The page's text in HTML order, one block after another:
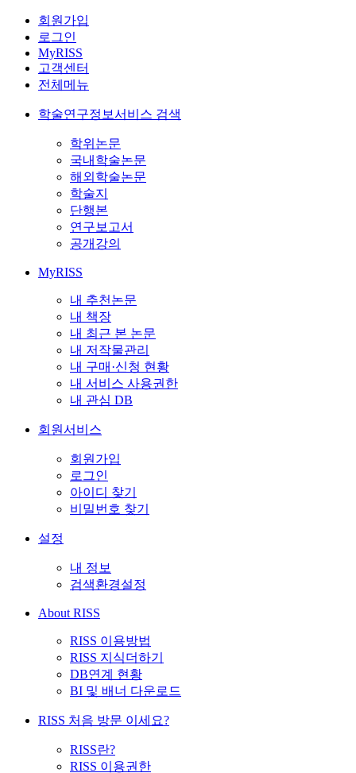
회원가입
로그인
MyRISS
고객센터
전체메뉴
학술연구정보서비스 검색
학위논문
국내학술논문
해외학술논문
학술지
단행본
연구보고서
공개강의
MyRISS
내 추천논문
내 책장
내 최근 본 논문
내 저작물관리
내 구매·신청 현황
내 서비스 사용권한
내 관심 DB
회원서비스
회원가입
로그인
아이디 찾기
비밀번호 찾기
설정
내 정보
검색환경설정
About RISS
RISS 이용방법
RISS 지식더하기
DB연계 현황
BI 및 배너 다운로드
RISS 처음 방문 이세요?
RISS란?
RISS 이용권한